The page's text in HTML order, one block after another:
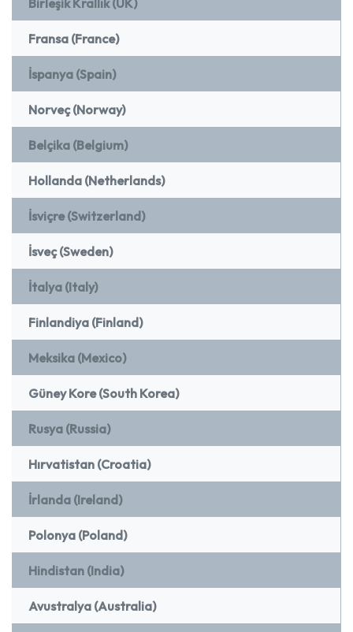
Fransa (France)
İspanya (Spain)
Norveç (Norway)
Belçika (Belgium)
Hollanda (Netherlands)
İsviçre (Switzerland)
İsveç (Sweden)
İtalya (Italy)
Finlandiya (Finland)
Meksika (Mexico)
Güney Kore (South Korea)
Rusya (Russia)
Hırvatistan (Croatia)
İrlanda (Ireland)
Polonya (Poland)
Hindistan (India)
Avustralya (Australia)